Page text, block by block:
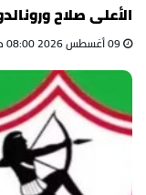
الأعلى صلاح